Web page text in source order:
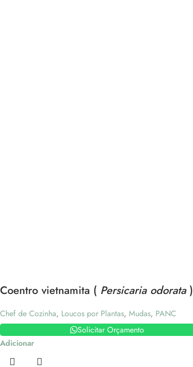
Coentro vietnamita ( Persicaria odorata)
Chef de Cozinha, Loucos por Plantas, Mudas, PANC
Solicitar Orçamento
Adicionar